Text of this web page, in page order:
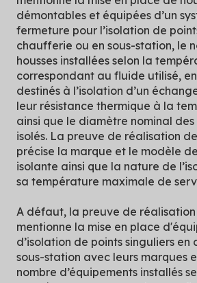
démontables et équipées d’un
fermeture pour l’isolation de
chaufferie ou en sous-station, le
housses installées selon la
correspondant au fluide utilisé,
destinés à l’isolation d’un
leur résistance thermique à la
ainsi que le diamètre nominal des
isolés. La preuve de réalisation
précise la marque et le modèle
isolante ainsi que la nature de
sa température maximale de
A défaut, la preuve de
mentionne la mise en place
d’isolation de points singuliers
sous-station avec leurs marques
nombre d’équipements installés